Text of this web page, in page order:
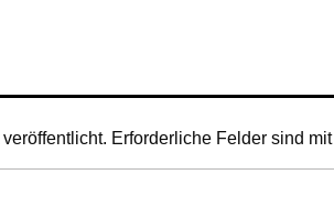
Erforderliche Felder sind mit